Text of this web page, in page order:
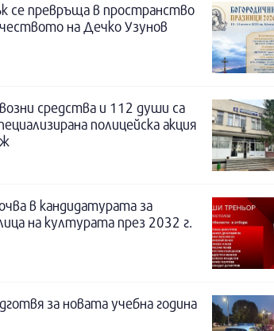
се превръща в пространство
на Дечко Узунов
средства и 112 души са
полицейска акция
в кандидатурата за
на културата през 2032 г.
за новата учебна година